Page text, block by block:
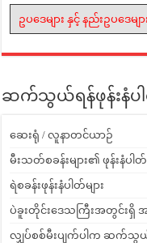
ဥပဒေများ နှင့် နည်းဥပဒေမ
ဆက်သွယ်ရန်ဖုန်းနံပါ
ဆေးရုံ / လူနာတင်ယာဉ်
မီးသတ်စခန်းများ၏ ဖုန်းနံပါတ်
ရဲစခန်းဖုန်းနံပါတ်များ
ပဲခူးတိုင်းဒေသကြီးအတွင်းရှိ အ
လျှပ်စစ်မီးပျက်ပါက ဆက်သွယ်